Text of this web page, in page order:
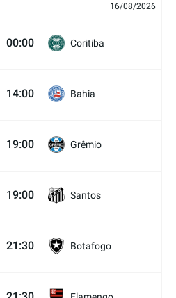
16/08/2026
00:00 Coritiba
14:00 Bahia
19:00 Grêmio
19:00 Santos
21:30 Botafogo